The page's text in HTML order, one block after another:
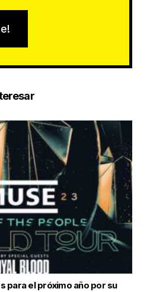
para el próximo año por su